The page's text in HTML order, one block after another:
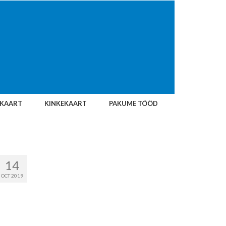
KINKEKAART PAKUME TÖÖD
14
OCT 2019